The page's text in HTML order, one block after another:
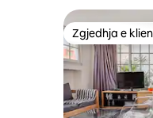
Zgjedhja e
Zgjedhja e